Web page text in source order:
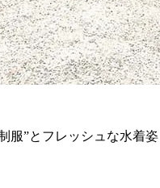
服”とフレッシュな水着姿